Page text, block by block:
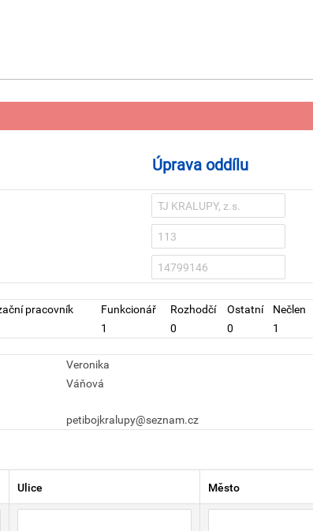
Úprava oddílu
pracovník Funkcionář Rozhodčí Ostatní Nečlen
1 0 0 1
Veronika
Váňová
petibojkralupy@seznam.cz
Ulice Město